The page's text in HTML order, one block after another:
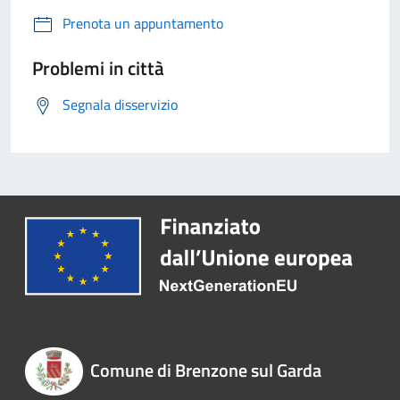
Prenota un appuntamento
Problemi in città
Segnala disservizio
Comune di Brenzone sul Garda